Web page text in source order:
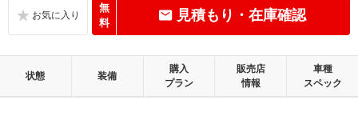
目立たない軽微なダメージはありますが、良好な状態です。
外装：
無キズ、もしくはキズやヘコミなどがほぼない、とても綺麗な状態で
無
料
見積もり・在庫確認
状態 装備
購入
プラン
販売店
情報
車種
スペック